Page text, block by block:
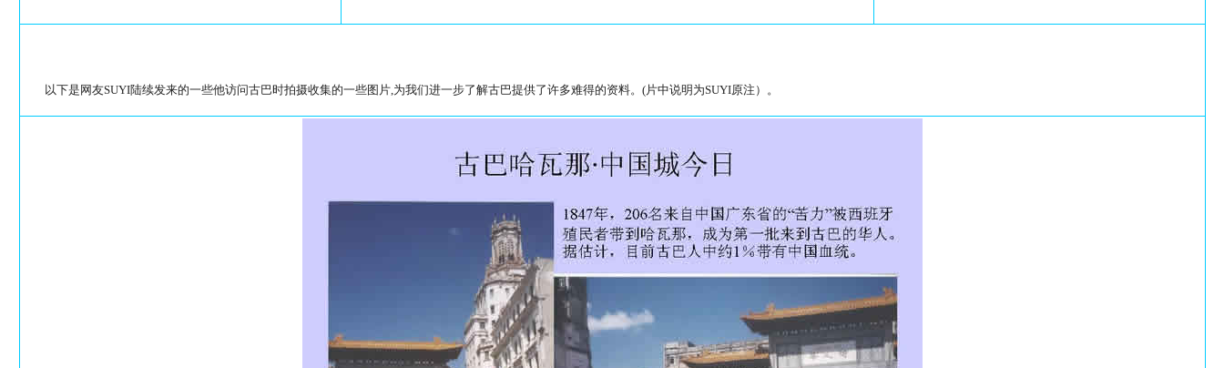
以下是网友SUYI陆续发来的一些他访问古巴时拍摄收集的一些图片,为我们进一步了解古巴提供了许多难得的资料。(片中说明为SUYI原注）。